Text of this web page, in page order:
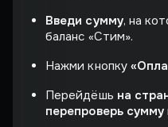
Введи сумму, на
баланс «Стим».
Нажми кнопку
Перейдёшь на
перепроверь сумму